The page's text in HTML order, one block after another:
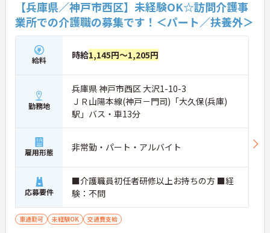
【兵庫県／神戸市西区】未経験OK☆訪問介護事
業所での介護職の募集です！＜パート／扶養外＞
給料 時給1,145円～1,205円
勤務地
兵庫県 神戸市西区 大沢1-10-3
ＪＲ山陽本線(神戸－門司)「大久保(兵庫)
駅」バス・車13分
雇用形態 非常勤・パート・アルバイト
応募要件
■介護職員初任者研修以上お持ちの方 ■経
験：不問
車通勤可 未経験OK 交通費支給